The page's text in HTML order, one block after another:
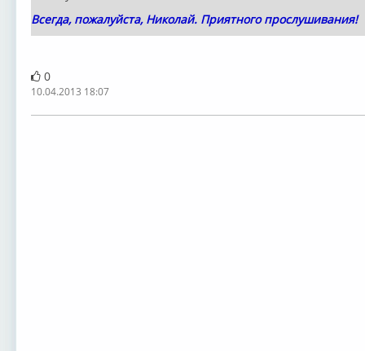
Всегда, пожалуйста, Николай. Приятного прослушивания!
0
10.04.2013 18:07